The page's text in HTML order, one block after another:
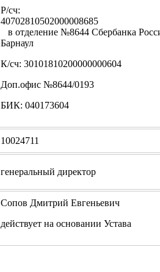
Р/сч:
в отделение №8644 Сбербанка
Барнаул
К/сч: 30101810200000000604
Доп.офис №8644/0193
БИК: 040173604
10024711
генеральный директор
Сопов Дмитрий Евгеньевич
действует на основании Устава